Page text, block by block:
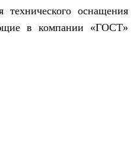
оснащения
в компании «ГОСТ»